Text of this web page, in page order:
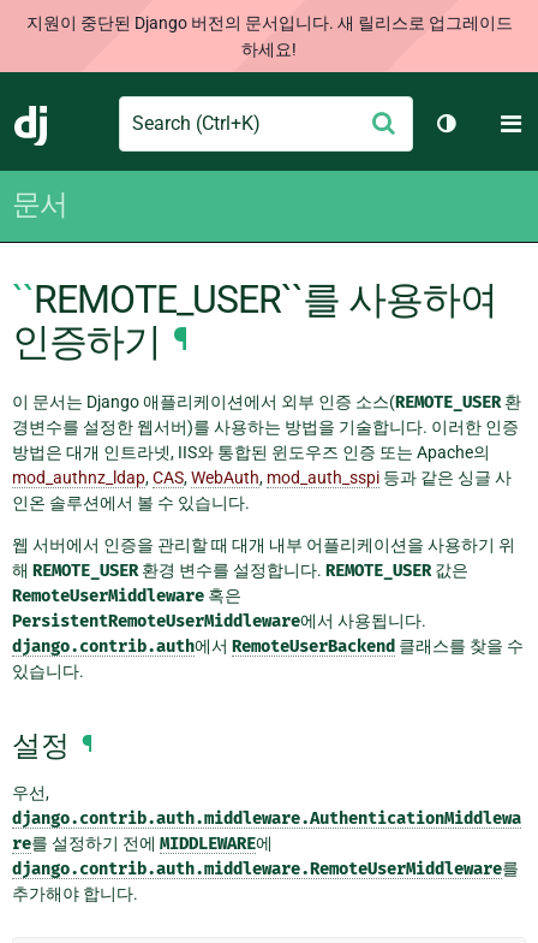
지원이 중단된 Django 버전의 문서입니다. 새 릴리스로 업그레이드
하세요!
Django
Search
출
테마 토
문서
``REMOTE_USER``를 사용하여
인증하기
¶
이 문서는 Django 애플리케이션에서 외부 인증 소스(REMOTE_USER 환
경변수를 설정한 웹서버)를 사용하는 방법을 기술합니다. 이러한 인증
방법은 대개 인트라넷, IIS와 통합된 윈도우즈 인증 또는 Apache의
mod_authnz_ldap,CAS,WebAuth, mod_auth_sspi 등과 같은 싱글 사
인온 솔루션에서 볼 수 있습니다.
웹 서버에서 인증을 관리할 때 대개 내부 어플리케이션을 사용하기 위
해 REMOTE_USER 환경 변수를 설정합니다. REMOTE_USER 값은
RemoteUserMiddleware 혹은
PersistentRemoteUserMiddleware에서 사용됩니다.
django.contrib.auth에서 RemoteUserBackend 클래스를 찾을 수
있습니다.
설정 ¶
우선,
django.contrib.auth.middleware.AuthenticationMiddlewa
re를 설정하기 전에 MIDDLEWARE에
django.contrib.auth.middleware.RemoteUserMiddleware를
추가해야 합니다.